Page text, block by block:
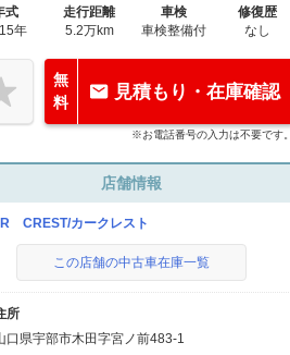
式
年
走行距離
5.2万km
車検
車検整備付
修復歴
なし
無
料
見積もり・在庫確認
※お電話番号の入力は不要です。
店舗情報
CREST/カークレスト
この店舗の中古車在庫一覧
所
口県宇部市木田字宮ノ前483-1